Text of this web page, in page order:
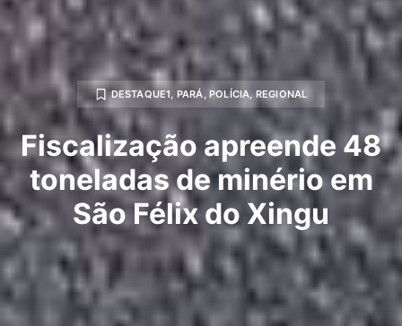
DESTAQUE1, PARÁ, POLÍCIA, REGIONAL
Fiscalização apreende 48
toneladas de minério em
São Félix do Xingu